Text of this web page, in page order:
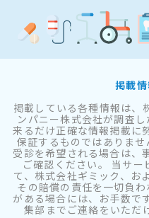
掲載
掲載している各種情報は、
ンパニー株式会社が調査
来るだけ正確な情報掲載に
保証するものではありま
受診を希望される場合は、
ご確認ください。 当サー
て、株式会社ギミック、お
その賠償の責任を一切負
がある場合には、お手数で
集部までご連絡をいただ